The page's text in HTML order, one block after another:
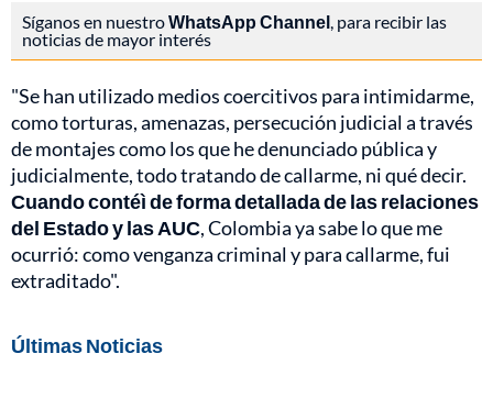
Síganos en nuestroWhatsApp Channel , para recibir las
noticias de mayor interés
"Se han utilizado medios coercitivos para intimidarme,
como torturas, amenazas, persecución judicial a través
de montajes como los que he denunciado pública y
judicialmente, todo tratando de callarme, ni qué decir.
Cuando contéì de forma detallada de las relaciones
del Estado y las AUC, Colombia ya sabe lo que me
ocurrió: como venganza criminal y para callarme, fui
extraditado".
Últimas Noticias